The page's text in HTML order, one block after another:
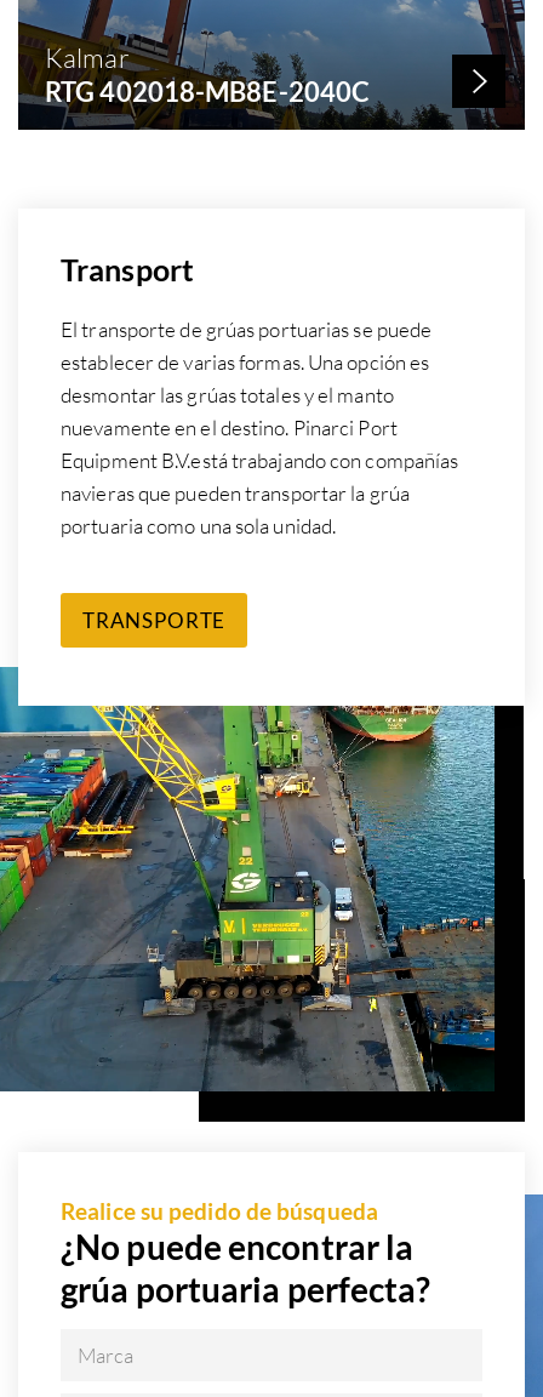
Kalmar
RTG 402018-MB8E-2040C
Transport
El transporte de grúas portuarias se puede
establecer de varias formas. Una opción es
desmontar las grúas totales y el manto
nuevamente en el destino. Pinarci Port
Equipment B.V.está trabajando con compañías
navieras que pueden transportar la grúa
portuaria como una sola unidad.
TRANSPORTE
Realice su pedido de búsqueda
¿No puede encontrar la
grúa portuaria perfecta?
Marca